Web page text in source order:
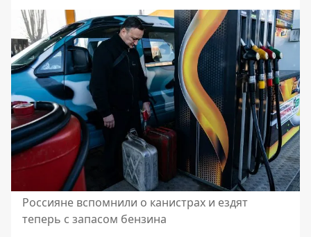
Россияне вспомнили о канистрах и ездят
теперь с запасом бензина